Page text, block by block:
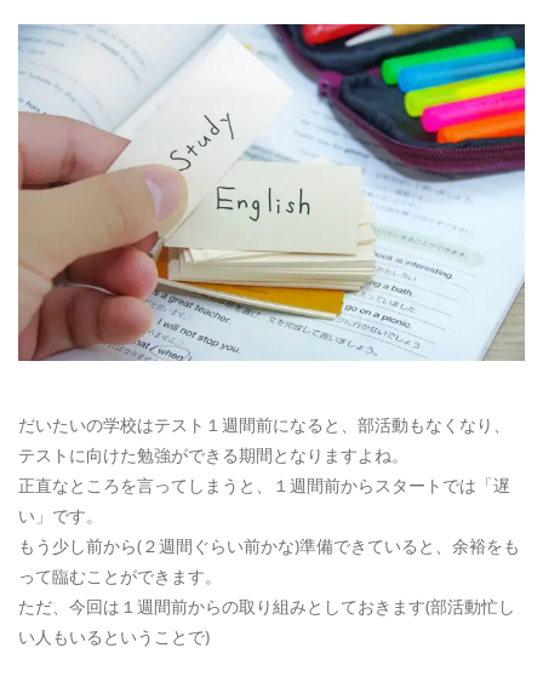
だいたいの学校はテスト１週間前になると、部活動もなくなり、
テストに向けた勉強ができる期間となりますよね。
正直なところを言ってしまうと、１週間前からスタートでは「遅
い」です。
もう少し前から(２週間ぐらい前かな)準備できていると、余裕をも
って臨むことができます。
ただ、今回は１週間前からの取り組みとしておきます(部活動忙し
い人もいるということで)